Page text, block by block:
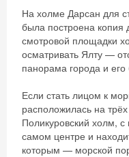
На холме Дарсан для
была построена копия
смотровой площадки
осматривать Ялту —
панорама города и
Если стать лицом к
расположилась на
Поликуровский холм,
самом центре и
которым — морской